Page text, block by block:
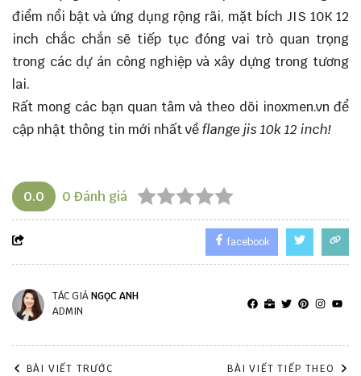
điểm nổi bật và ứng dụng rộng rãi, mặt bích JIS 10K 12
inch chắc chắn sẽ tiếp tục đóng vai trò quan trọng
trong các dự án công nghiệp và xây dựng trong tương
lai.
Rất mong các bạn quan tâm và theo dõi inoxmen.vn để
cập nhật thông tin mới nhất vềflange jis 10k 12 inch!
0.0 0 Đánh giá
facebook
TÁC GIẢNGỌC ANH
ADMIN
BÀI VIẾT TRƯỚC BÀI VIẾT TIẾP THEO